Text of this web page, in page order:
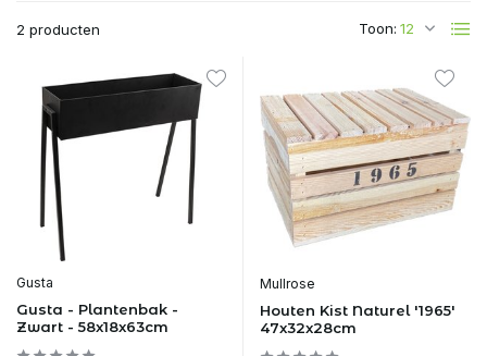
2 producten Toon:
Gusta
Gusta - Plantenbak -
Zwart - 58x18x63cm
Mullrose
Houten Kist Naturel '1965'
47x32x28cm